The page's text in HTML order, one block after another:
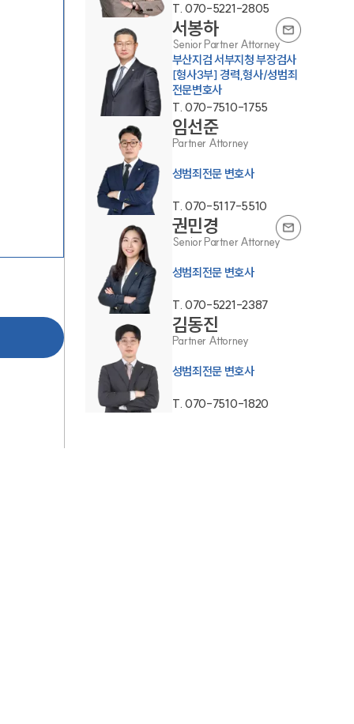
팀소개
팀소개
대륜의 강점
오시는 길
글로벌 파트너 로펌
고객의 소리
통합검색
AI대륜
T. 070-5221-2805
서봉하
Senior Partner Attorney
부산지검 서부지청 부장검사
[형사3부] 경력,형사/성범죄
전문변호사
T. 070-7510-1755
임선준
Partner Attorney
성범죄전문 변호사
T. 070-5117-5510
권민경
Senior Partner Attorney
성범죄전문 변호사
T. 070-5221-2387
김동진
Partner Attorney
성범죄전문 변호사
T. 070-7510-1820